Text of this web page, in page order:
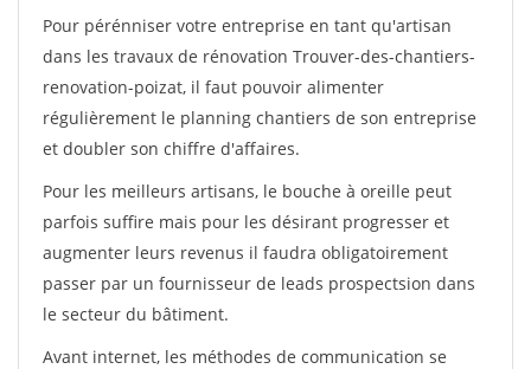
Pour pérénniser votre entreprise en tant qu'artisan
dans les travaux de rénovation Trouver-des-chantiers-
renovation-poizat, il faut pouvoir alimenter
régulièrement le planning chantiers de son entreprise
et doubler son chiffre d'affaires.
Pour les meilleurs artisans, le bouche à oreille peut
parfois suffire mais pour les désirant progresser et
augmenter leurs revenus il faudra obligatoirement
passer par un fournisseur de leads prospectsion dans
le secteur du bâtiment.
Avant internet, les méthodes de communication se